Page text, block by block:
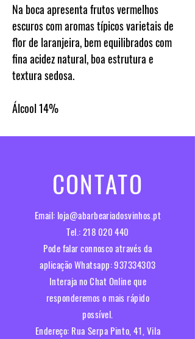
Na boca apresenta frutos vermelhos
escuros com aromas típicos varietais de
flor de laranjeira, bem equilibrados com
fina acidez natural, boa estrutura e
textura sedosa.
Álcool14%
CONTATO
Email: loja@abarbeariadosvinhos.pt
Tel.:218 020 440
Pode falar connosco através da
aplicação Whatsapp:937334303
Interaja no Chat Online que
responderemos o mais rápido
possível.​
Endereço: Rua Serpa Pinto, 41, Vila